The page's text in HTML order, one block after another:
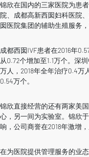
锦欣在国内的三家医院为患
院、成都高新西囡妇科医院
囡医院集团的辅助生殖服务
成都西囡IVF患者在2016年
从0.72个增加至1.1万个。深
万人，2018年全年治疗0.4万
0.54万个。
锦欣直接经营的还有两家美
心，另一间为实验室。锦欣
响，公司商誉在2018年激增，
在为医院提供管理服务的业